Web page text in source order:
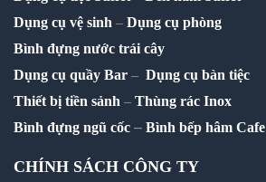
Dụng cụ vệ sinh – Dụng cụ phòng
Bình đựng nước trái cây
Dụng cụ quầy Bar – Dụng cụ bàn tiệc
Thiết bị tiền sảnh – Thùng rác Inox
Bình đựng ngũ cốc – Bình bếp hâm Cafe
CHÍNH SÁCH CÔNG TY